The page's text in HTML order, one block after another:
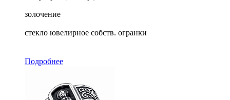
золочение
стекло ювелирное собств. огранки
Подробнее